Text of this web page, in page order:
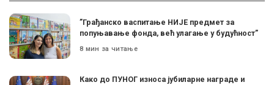
”Грађанско васпитање НИЈЕ предмет за
попуњавање фонда, већ улагање у будућност”
8 мин за читање
Како до ПУНОГ износа јубиларне награде и